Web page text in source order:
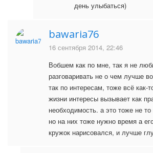
день улыбаться)
bawaria76
16 сентября 2014, 22:46
Вобшем как по мне, так я не
разговаривать не о чем лучше
так по интересам, тоже всё как-
жизни интересы вызывает как
необходимость. а это тоже не
но на них тоже нужно время а
кружок нарисовался, и лучше